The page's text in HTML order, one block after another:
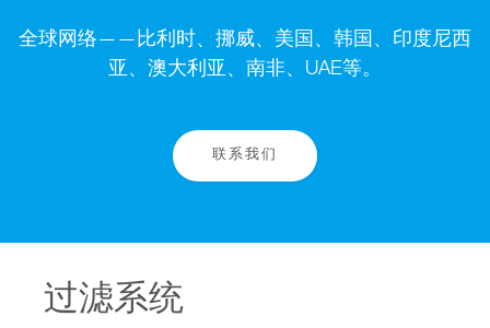
全球网络——比利时、挪威、美国、韩国、印度尼西
亚、澳大利亚、南非、UAE等。
联系我们
过滤系统